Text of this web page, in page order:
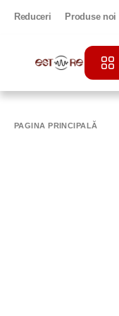
Reduceri Produse noi
PAGINA PRINCIPALĂ